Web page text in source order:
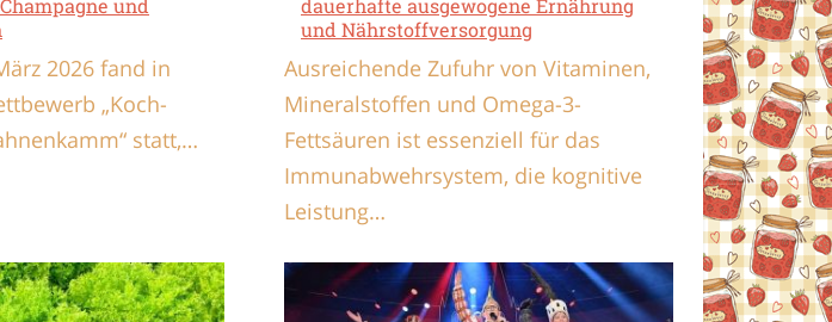
und
2026 fand in
„Koch-
statt,…
dauerhafte ausgewogene Ernährung
und Nährstoffversorgung
Ausreichende Zufuhr von Vitaminen,
Mineralstoffen und Omega-3-
Fettsäuren ist essenziell für das
Immunabwehrsystem, die kognitive
Leistung…